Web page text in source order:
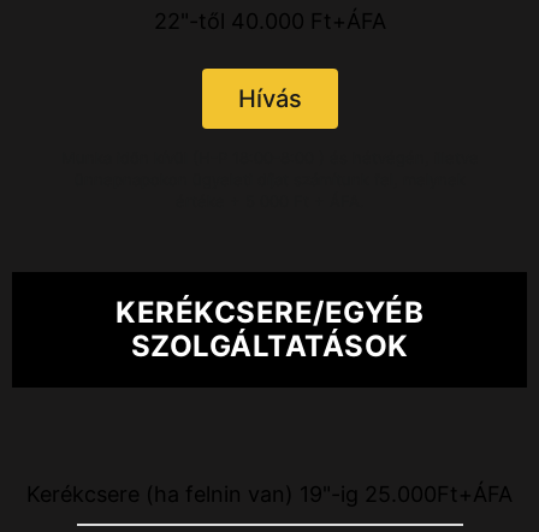
22"-től 40.000 Ft+ÁFA
Hívás
KERÉKCSERE/EGYÉB
SZOLGÁLTATÁSOK
Kerékcsere (ha felnin van) 19"-ig 25.000Ft+ÁFA